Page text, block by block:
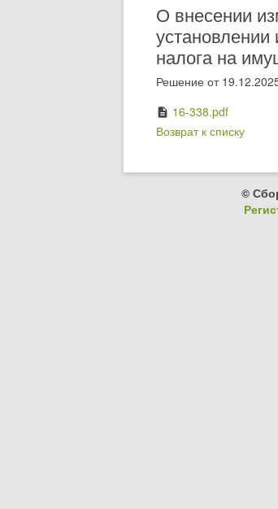
О внесении
налога на
Решение от
description 16-338.pdf
Возврат к списку
©